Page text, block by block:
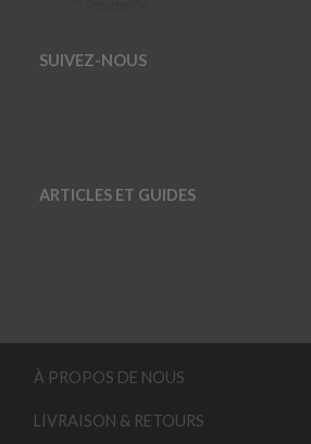
SUIVEZ-NOUS
ARTICLES ET GUIDES
À PROPOS DE NOUS
LIVRAISON & RETOURS